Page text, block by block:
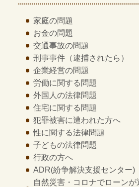
家庭の問題
お金の問題
交通事故の問題
刑事事件 （逮捕されたら）
企業経営の問題
労働に関する問題
外国人の法律問題
住宅に関する問題
犯罪被害に遭われた方へ
性に関する法律問題
子どもの法律問題
行政の方へ
ADR(紛争解決支援センター)
自然災害・コロナでローン